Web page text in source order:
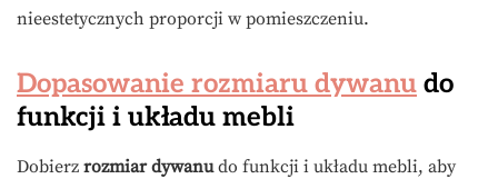
nieestetycznych proporcji w pomieszczeniu.
Dopasowanie rozmiaru dywanu do
funkcji i układu mebli
Dobierz rozmiar dywanudo funkcji i układu mebli, aby